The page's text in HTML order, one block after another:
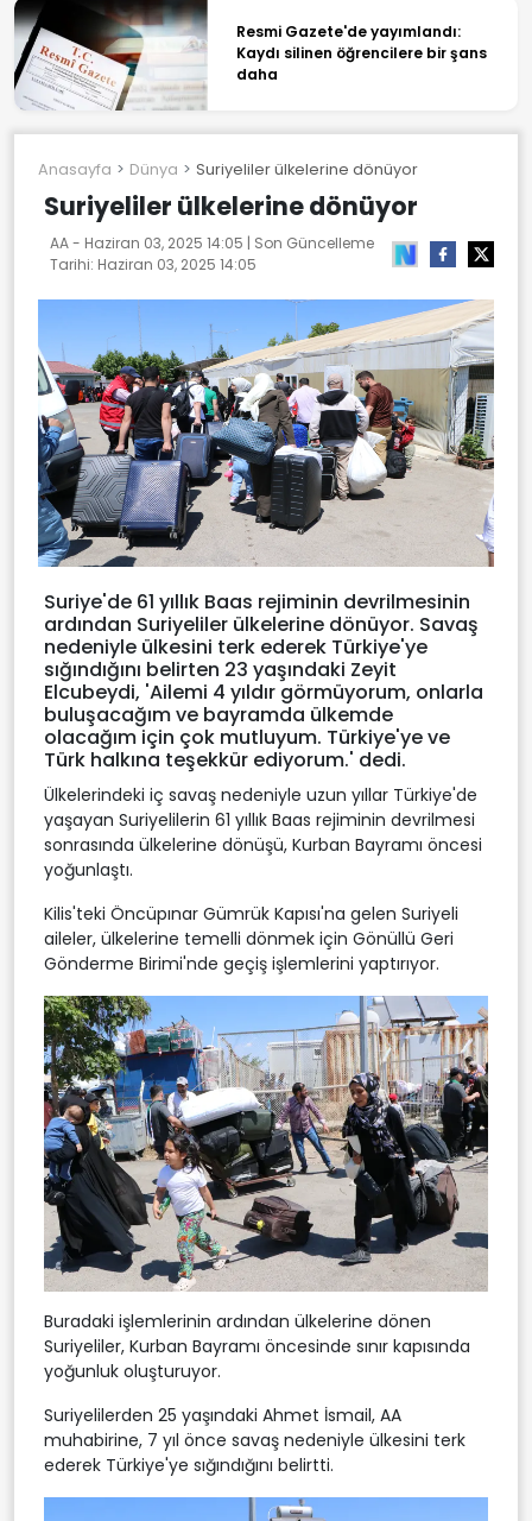
Resmi Gazete'de yayımlandı:
Kaydı silinen öğrencilere bir şans
daha
Anasayfa Dünya Suriyeliler ülkelerine dönüyor
Suriyeliler ülkelerine dönüyor
AA - Haziran 03, 2025 14:05 | Son Güncelleme
Tarihi: Haziran 03, 2025 14:05
Suriye'de 61 yıllık Baas rejiminin devrilmesinin
ardından Suriyeliler ülkelerine dönüyor. Savaş
nedeniyle ülkesini terk ederek Türkiye'ye
sığındığını belirten 23 yaşındaki Zeyit
Elcubeydi, 'Ailemi 4 yıldır görmüyorum, onlarla
buluşacağım ve bayramda ülkemde
olacağım için çok mutluyum. Türkiye'ye ve
Türk halkına teşekkür ediyorum.' dedi.
Ülkelerindeki iç savaş nedeniyle uzun yıllar Türkiye'de
yaşayan Suriyelilerin 61 yıllık Baas rejiminin devrilmesi
sonrasında ülkelerine dönüşü, Kurban Bayramı öncesi
yoğunlaştı.
Kilis'teki Öncüpınar Gümrük Kapısı'na gelen Suriyeli
aileler, ülkelerine temelli dönmek için Gönüllü Geri
Gönderme Birimi'nde geçiş işlemlerini yaptırıyor.
Buradaki işlemlerinin ardından ülkelerine dönen
Suriyeliler, Kurban Bayramı öncesinde sınır kapısında
yoğunluk oluşturuyor.
Suriyelilerden 25 yaşındaki Ahmet İsmail, AA
muhabirine, 7 yıl önce savaş nedeniyle ülkesini terk
ederek Türkiye'ye sığındığını belirtti.